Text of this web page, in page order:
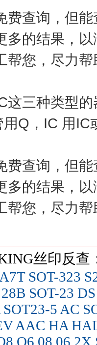
费查询，但
多的结果，
帮您，尽力
这三种类型
Q，IC 用IC
费查询，但
多的结果，
帮您，尽力
丝印反
A7T SOT-323
28B SOT-23 DS
5 AC
AAC HA
O6 08 06 2X